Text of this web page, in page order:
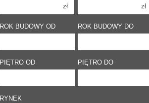
zł zł
ROK BUDOWY OD ROK BUDOWY DO
PIĘTRO OD PIĘTRO DO
RYNEK